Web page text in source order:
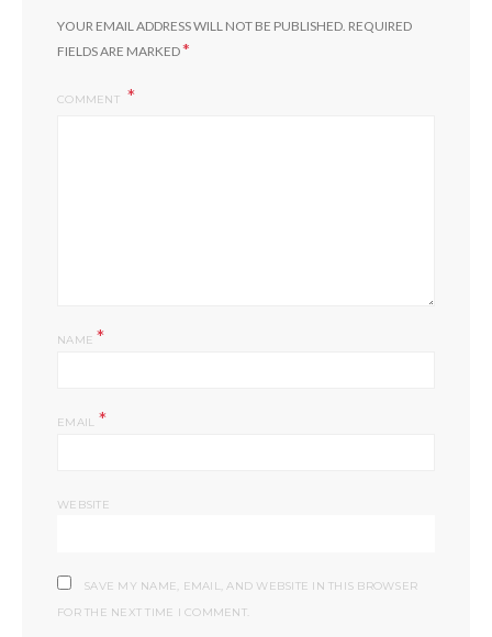
YOUR EMAIL ADDRESS WILL NOT BE PUBLISHED. REQUIRED
FIELDS ARE MARKED*
COMMENT
NAME*
EMAIL *
WEBSITE
SAVE MY NAME, EMAIL, AND WEBSITE IN THIS BROWSER
FOR THE NEXT TIME I COMMENT.